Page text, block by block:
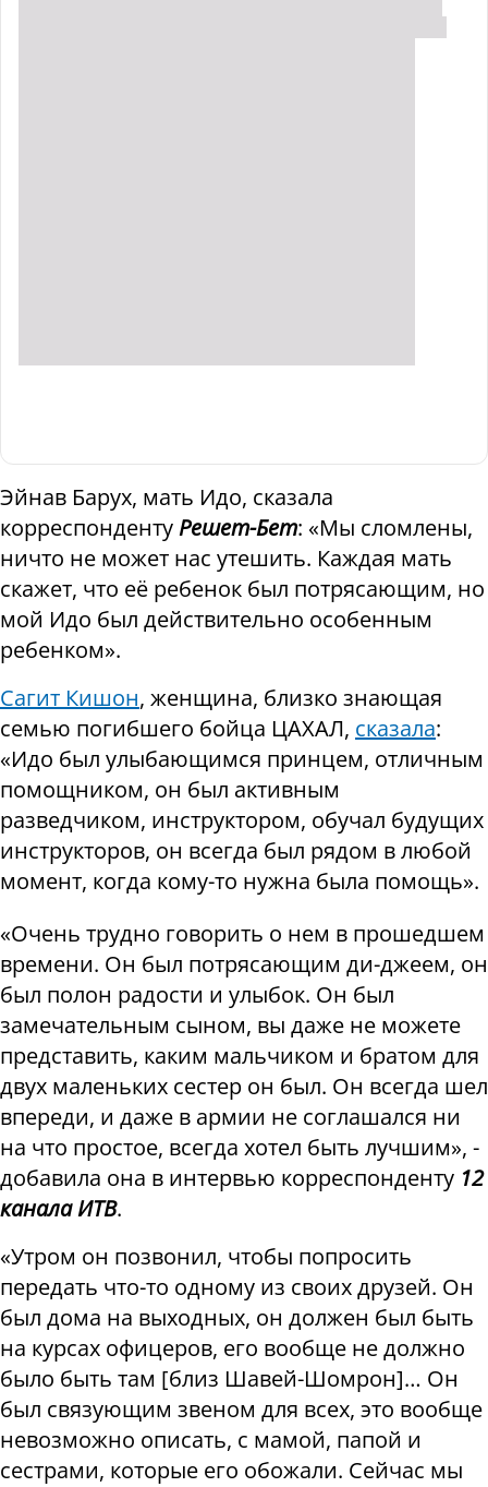
Эйнав Барух, мать Идо, сказала
корреспондентуРешет-Бет: «Мы сломлены,
ничто не может нас утешить. Каждая мать
скажет, что её ребенок был потрясающим, но
мой Идо был действительно особенным
ребенком».
Сагит Кишон, женщина, близко знающая
семью погибшего бойца ЦАХАЛ, сказала:
«Идо был улыбающимся принцем, отличным
помощником, он был активным
разведчиком, инструктором, обучал будущих
инструкторов, он всегда был рядом в любой
момент, когда кому-то нужна была помощь».
«Очень трудно говорить о нем в прошедшем
времени. Он был потрясающим ди-джеем, он
был полон радости и улыбок. Он был
замечательным сыном, вы даже не можете
представить, каким мальчиком и братом для
двух маленьких сестер он был. Он всегда шел
впереди, и даже в армии не соглашался ни
на что простое, всегда хотел быть лучшим», -
добавила она в интервью корреспонденту 12
канала ИТВ.
«Утром он позвонил, чтобы попросить
передать что-то одному из своих друзей. Он
был дома на выходных, он должен был быть
на курсах офицеров, его вообще не должно
было быть там [близ Шавей-Шомрон]… Он
был связующим звеном для всех, это вообще
невозможно описать, с мамой, папой и
сестрами, которые его обожали. Сейчас мы